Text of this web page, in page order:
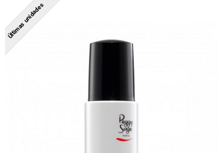
Últimas unidades